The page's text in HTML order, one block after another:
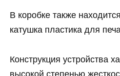
В коробке также
катушка пластика для
Конструкция устройства
высокой степенью